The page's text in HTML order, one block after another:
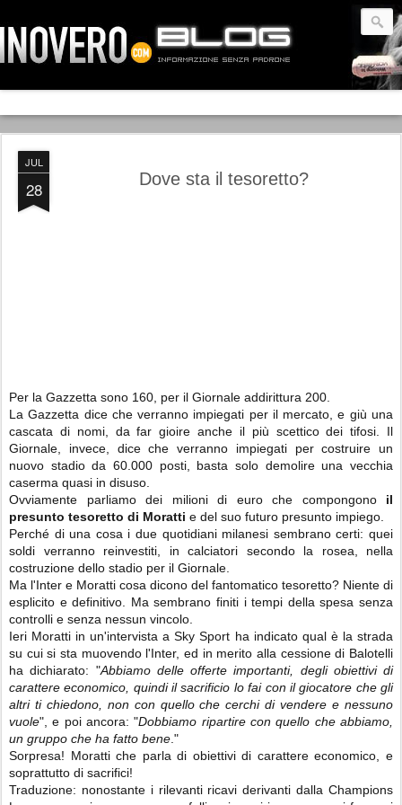
JUL
28 Dove sta il tesoretto?
Per la Gazzetta sono 160, per il Giornale addirittura 200.
La Gazzetta dice che verranno impiegati per il mercato, e giù una
cascata di nomi, da far gioire anche il più scettico dei tifosi. Il
Giornale, invece, dice che verranno impiegati per costruire un
nuovo stadio da 60.000 posti, basta solo demolire una vecchia
caserma quasi in disuso.
Ovviamente parliamo dei milioni di euro che compongono il
presunto tesoretto di Moratti e del suo futuro presunto impiego.
Perché di una cosa i due quotidiani milanesi sembrano certi: quei
soldi verranno reinvestiti, in calciatori secondo la rosea, nella
costruzione dello stadio per il Giornale.
Ma l'Inter e Moratti cosa dicono del fantomatico tesoretto? Niente di
esplicito e definitivo. Ma sembrano finiti i tempi della spesa senza
controlli e senza nessun vincolo.
Ieri Moratti in un'intervista a Sky Sport ha indicato qual è la strada
su cui si sta muovendo l'Inter, ed in merito alla cessione di Balotelli
ha dichiarato: "Abbiamo delle offerte importanti, degli obiettivi di
carattere economico, quindi il sacrificio lo fai con il giocatore che gli
altri ti chiedono, non con quello che cerchi di vendere e nessuno
vuole", e poi ancora: "Dobbiamo ripartire con quello che abbiamo,
un gruppo che ha fatto bene ."
Sorpresa! Moratti che parla di obiettivi di carattere economico,
e
soprattutto di sacrifici!
Traduzione: nonostante i rilevanti ricavi derivanti dalla Champions